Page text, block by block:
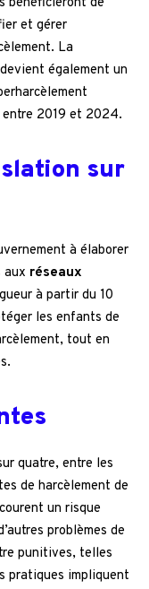
et gérer
La
devient également un
entre 2019 et 2024.
sur
à élaborer
aux réseaux
à partir du 10
les enfants de
tout en
quatre, entre les
de harcèlement de
un risque
problèmes de
punitives, telles
pratiques impliquent